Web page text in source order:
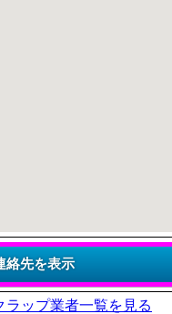
ラップ業者一覧を見る